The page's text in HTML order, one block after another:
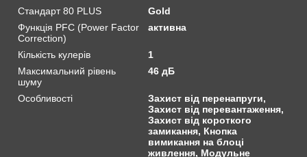
Стандарт 80 PLUS
Gold
Функція PFC (Power Factor
Correction)
активна
Кількість кулерів
1
Максимальний рівень
шуму
46 дБ
Особливості
Захист від перенапруги,
Захист від перевантаження,
Захист від короткого
замикання, Кнопка
вимикання на блоці
живлення, Модульне